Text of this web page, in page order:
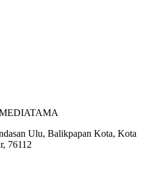
Ulu, Balikpapan Kota, Kota
76112